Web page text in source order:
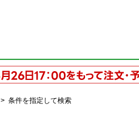
> 条件を指定して検索